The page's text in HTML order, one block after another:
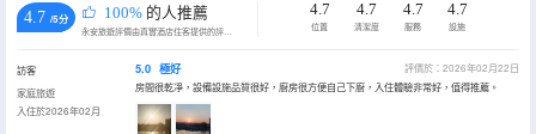
4.7 /5分 100% 的人推薦
永安旅遊評價由真實酒店住客提供的評價。
4.7
位置
4.7
清潔度
4.7
服務
4.7
設施
訪客
家庭旅遊
入住於2026年02月
5.0 極好
評價於：2026年02月22日
房間很乾凈，設備設施品質很好，廚房很方便自己下廚，入住體驗非常好，值得推薦。